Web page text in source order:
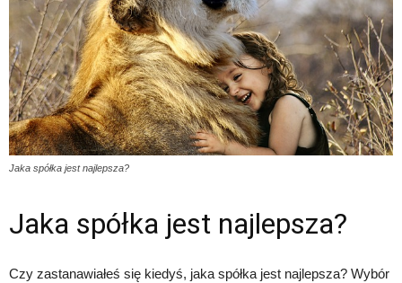
Jaka spółka jest najlepsza?
Jaka spółka jest najlepsza?
Czy zastanawiałeś się kiedyś, jaka spółka jest najlepsza? Wybór